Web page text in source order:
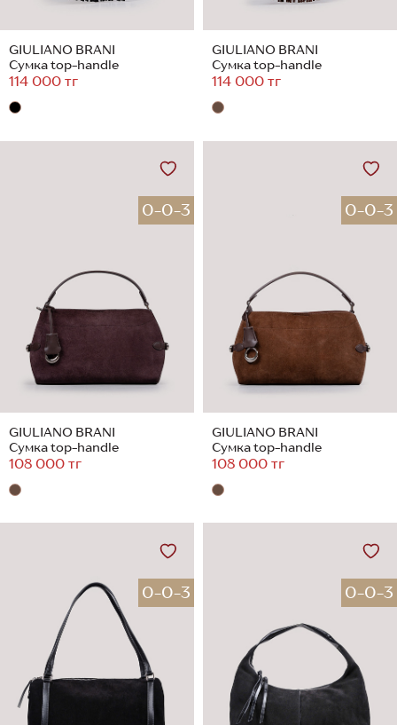
GIULIANO BRANI
Сумка top-handle
114 000 тг
GIULIANO BRANI
Сумка top-handle
114 000 тг
0-0-3
GIULIANO BRANI
Сумка top-handle
108 000 тг
0-0-3
GIULIANO BRANI
Сумка top-handle
108 000 тг
0-0-3 0-0-3